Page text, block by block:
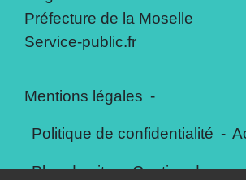
Préfecture de la Moselle
Service-public.fr
Mentions légales -
Politique de confidentialité -
Plan du site - Gestion des